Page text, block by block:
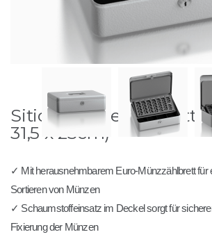
Anfang
der
Bildergalerie
Sitios 30 - Geldkassette
31,5 x 23cm)
✓ Mit herausnehmbarem Euro-Münzzählbrett für
Sortieren von Münzen
✓ Schaumstoffeinsatz im Deckel sorgt für
Fixierung der Münzen